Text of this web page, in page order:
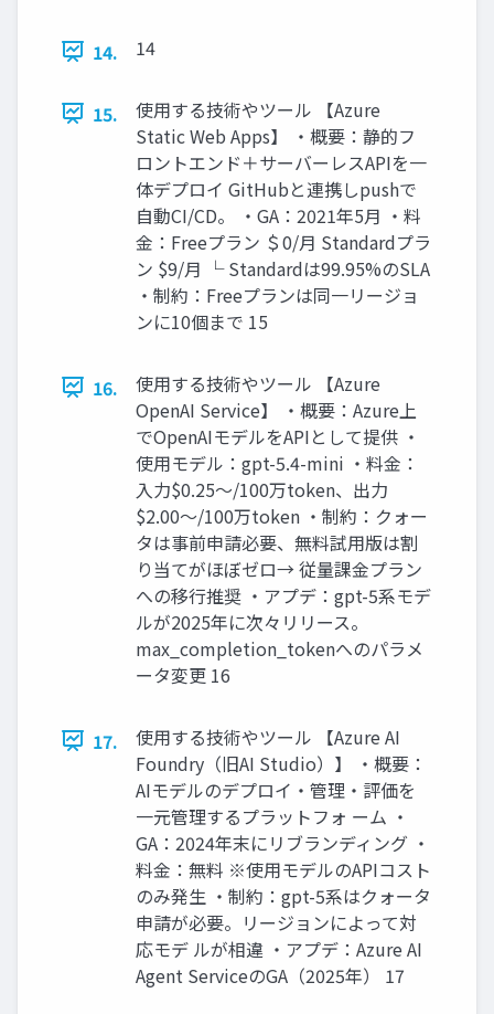
14. 14
15.
使用する技術やツール 【Azure
Static Web Apps】 ・概要：静的フ
ロントエンド＋サーバーレスAPIを一
体デプロイ GitHubと連携しpushで
自動CI/CD。 ・GA：2021年5月 ・料
金：Freeプラン ＄0/月 Standardプラ
ン $9/月 └ Standardは99.95%のSLA
・制約：Freeプランは同一リージョ
ンに10個まで 15
16.
使用する技術やツール 【Azure
OpenAI Service】 ・概要：Azure上
でOpenAIモデルをAPIとして提供 ・
使用モデル：gpt-5.4-mini ・料金：
入力$0.25〜/100万token、出力
$2.00〜/100万token ・制約：クォー
タは事前申請必要、無料試用版は割
り当てがほぼゼロ→ 従量課金プラン
への移行推奨 ・アプデ：gpt-5系モデ
ルが2025年に次々リリース。
max_completion_tokenへのパラメ
ータ変更 16
17.
使用する技術やツール 【Azure AI
Foundry（旧AI Studio）】 ・概要：
AIモデルのデプロイ・管理・評価を
一元管理するプラットフォ ーム ・
GA：2024年末にリブランディング ・
料金：無料 ※使用モデルのAPIコスト
のみ発生 ・制約：gpt-5系はクォータ
申請が必要。リージョンによって対
応モデ ルが相違 ・アプデ：Azure AI
Agent ServiceのGA（2025年） 17